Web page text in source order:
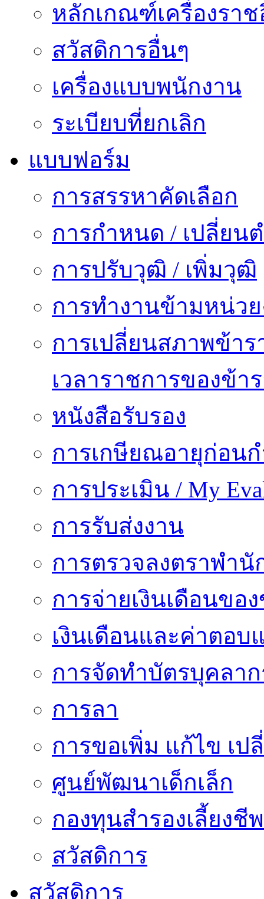
หลักเกณฑ์เครื่องรา
สวัสดิการอื่นๆ
เครื่องแบบพนักงาน
ระเบียบที่ยกเลิก
แบบฟอร์ม
การสรรหาคัดเลือก
การกำหนด / เปลี่ยน
การปรับวุฒิ / เพิ่มวุฒิ
การทำงานข้ามหน่ว
การเปลี่ยนสภาพข้า
เวลาราชการของข้า
หนังสือรับรอง
การเกษียณอายุก่อน
การประเมิน / My
การรับส่งงาน
การตรวจลงตราพำ
การจ่ายเงินเดือนขอ
เงินเดือนและค่าตอบ
การจัดทำบัตรบุคลา
การลา
การขอเพิ่ม แก้ไข เ
ศูนย์พัฒนาเด็กเล็ก
กองทุนสำรองเลี้ยงชีพ
สวัสดิการ
สวัสดิการ